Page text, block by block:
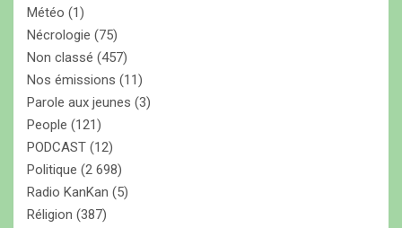
Météo (1)
Nécrologie (75)
Non classé (457)
Nos émissions (11)
Parole aux jeunes (3)
People (121)
PODCAST (12)
Politique (2 698)
Radio KanKan (5)
Réligion (387)